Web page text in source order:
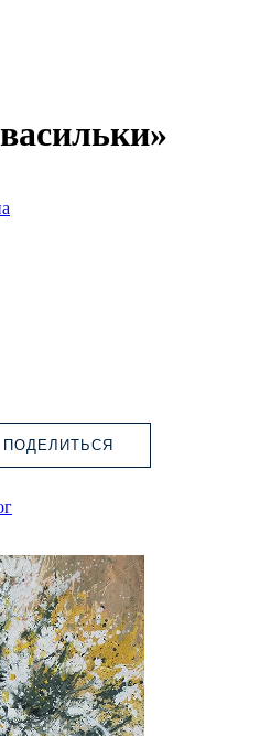
ПОДЕЛИТЬСЯ